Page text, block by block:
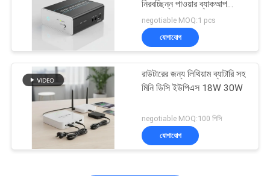
মিনি ডিসি ইউপিএস
নিরবচ্ছিন্ন পাওয়ার ব্যাকআপ
সরবরাহকারী কমপ্যাক্ট ডিসি
ইউপিএস পাওয়ার সাপ্লাই
negotiable MOQ:1 pcs
যোগাযোগ
রাউটারের জন্য লিথিয়াম ব্যাটারি সহ
মিনি ডিসি ইউপিএস 18W 30W
negotiable MOQ:100 পিসি
যোগাযোগ